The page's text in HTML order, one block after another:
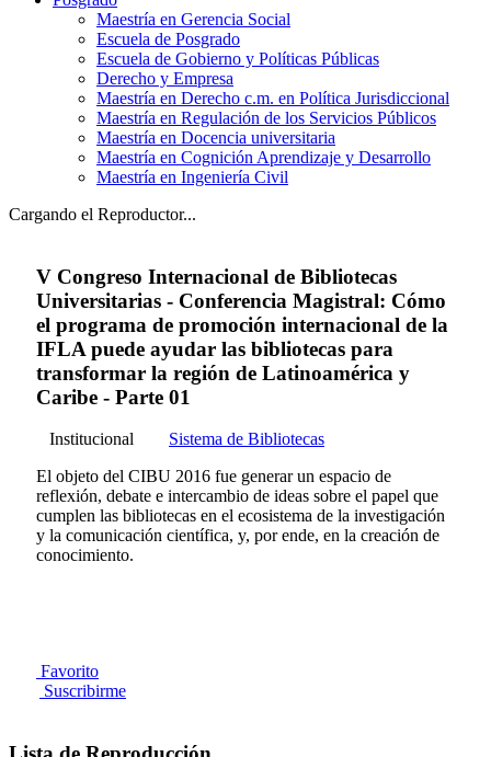
Maestría en Gerencia Social
Escuela de Posgrado
Escuela de Gobierno y Políticas Públicas
Derecho y Empresa
Maestría en Derecho c.m. en Política Jurisdiccional
Maestría en Regulación de los Servicios Públicos
Maestría en Docencia universitaria
Maestría en Cognición Aprendizaje y Desarrollo
Maestría en Ingeniería Civil
Cargando el Reproductor...
V Congreso Internacional de Bibliotecas
Universitarias - Conferencia Magistral: Cómo
el programa de promoción internacional de la
IFLA puede ayudar las bibliotecas para
transformar la región de Latinoamérica y
Caribe - Parte 01
Institucional
Sistema de Bibliotecas
El objeto del CIBU 2016 fue generar un espacio de
reflexión, debate e intercambio de ideas sobre el papel que
cumplen las bibliotecas en el ecosistema de la investigación
y la comunicación científica, y, por ende, en la creación de
conocimiento.
Favorito
Suscribirme